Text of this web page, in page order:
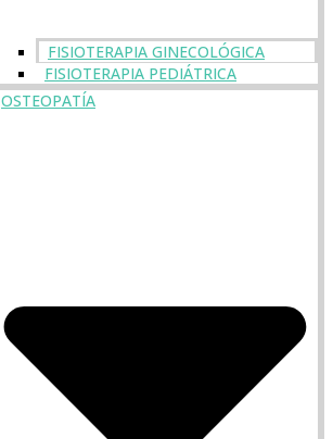
FISIOTERAPIA GINECOLÓGICA
FISIOTERAPIA PEDIÁTRICA
OSTEOPATÍA